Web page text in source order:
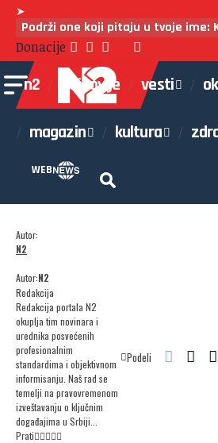
➤
Podrži one koji pitaju u tvoje ime:
Donacije
n2 najnovije vesti
magazin kultura
WEB
Autor:
N2
Autor:N2
Redakcija
Redakcija portala N2
okuplja tim novinara i
urednika posvećenih
profesionalnim
standardima i objektivnom
informisanju. Naš rad se
temelji na pravovremenom
izveštavanju o ključnim
događajima u Srbiji...
Prati
Podeli